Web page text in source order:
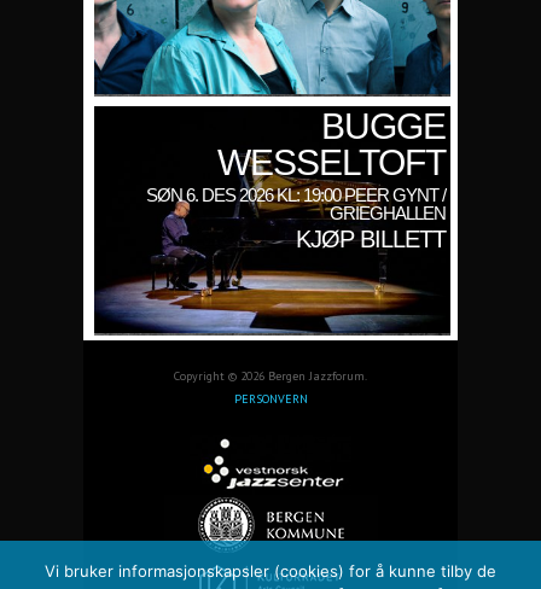
BUGGE
WESSELTOFT
SØN 6. DES 2026 KL: 19:00 PEER GYNT /
GRIEGHALLEN
KJØP BILLETT
Copyright © 2026 Bergen Jazzforum.
PERSONVERN
Vi bruker informasjonskapsler (cookies) for å kunne tilby de